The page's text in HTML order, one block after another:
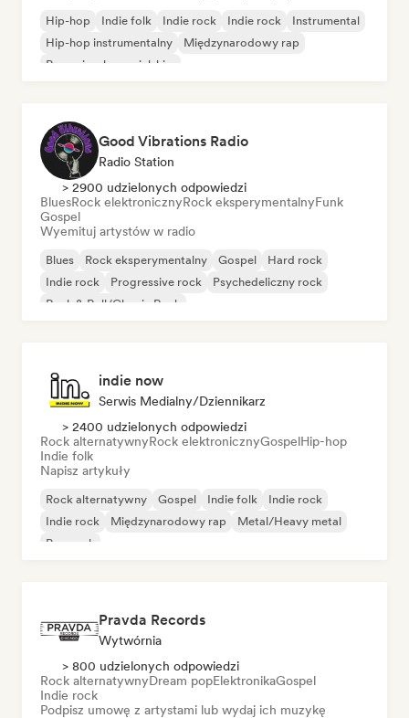
Hip-hop Indie folk Indie rock Indie rock
Instrumental
Hip-hop instrumentalny
Międzynarodowy rap
Rap w języku angielskim
Good Vibrations Radio
Radio Station
> 2900 udzielonych odpowiedzi
BluesRock elektronicznyRock eksperymentalnyFunk
Gospel
Wyemituj artystów w radio
Blues Rock eksperymentalny Gospel
Hard rock
Indie rock
Progressive rock
Psychedeliczny rock
Rock & Roll/Classic Rock
indie now
Serwis Medialny/Dziennikarz
> 2400 udzielonych odpowiedzi
Rock alternatywnyRock elektronicznyGospelHip-hop
Indie folk
Napisz artykuły
Rock alternatywny Gospel Indie folk
Indie rock
Indie rock
Międzynarodowy rap
Metal/Heavy metal
Pop rock
Pravda Records
Wytwórnia
> 800 udzielonych odpowiedzi
Rock alternatywnyDream popElektronikaGospel
Indie rock
Podpisz umowę z artystami lub wydaj ich muzykę